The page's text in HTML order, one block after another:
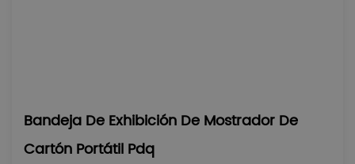
Bandeja De Exhibición De Mostrador De
Cartón Portátil Pdq